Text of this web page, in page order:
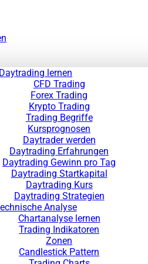
Daytrading lernen
CFD Trading
Forex Trading
Krypto Trading
Trading Begriffe
Kursprognosen
Daytrader werden
Daytrading Erfahrungen
Daytrading Gewinn pro Tag
Daytrading Startkapital
Daytrading Kurs
Daytrading Strategien
Analyse
Chartanalyse lernen
Trading Indikatoren
Zonen
Candlestick Pattern